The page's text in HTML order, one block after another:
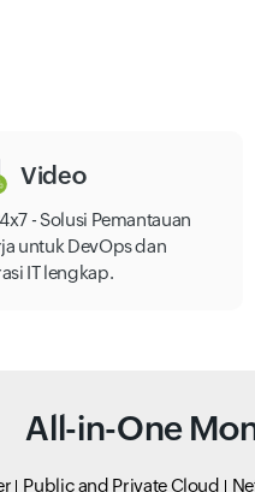
Video
- Solusi Pemantauan
untuk DevOps dan
IT lengkap.
All-in-One
Public and Private Cloud